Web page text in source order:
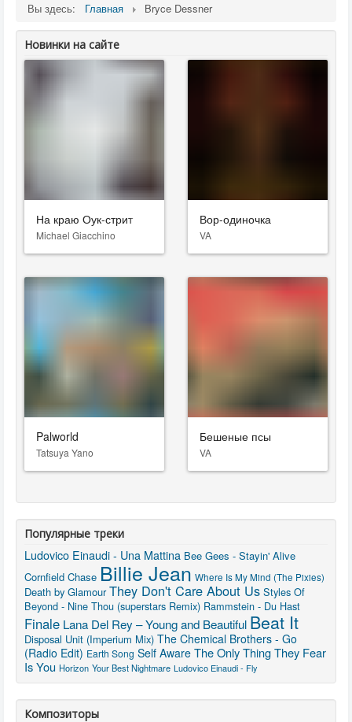
Вы здесь: Главная Bryce Dessner
Новинки на сайте
На краю Оук-стрит
Michael Giacchino
Вор-одиночка
VA
Palworld
Tatsuya Yano
Бешеные псы
VA
Популярные треки
Ludovico Einaudi - Una Mattina Bee Gees - Stayin' Alive
Cornfield Chase Billie Jean Where Is My Mind (The Pixies)
Death by Glamour They Don't Care About Us Styles Of
Beyond - Nine Thou (superstars Remix) Rammstein - Du Hast
Finale Lana Del Rey – Young and Beautiful Beat It
Disposal Unit (Imperium Mix) The Chemical Brothers - Go
(Radio Edit) Earth Song Self Aware The Only Thing They Fear
Is You Horizon Your Best Nightmare Ludovico Einaudi - Fly
Композиторы